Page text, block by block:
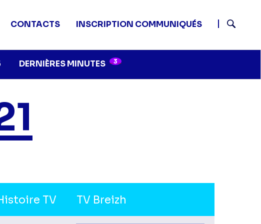
DERNIÈRES MINUTES 3
CONTACTS
INSCRIPTION COMMUNIQUÉS
TV TV Breizh